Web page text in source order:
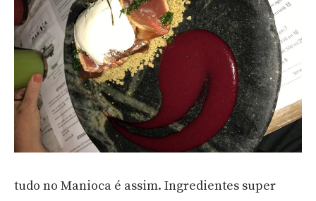
tudo no Manioca é assim. Ingredientes super